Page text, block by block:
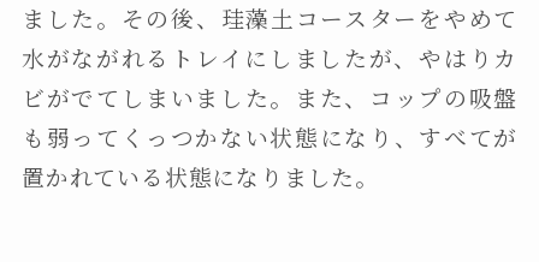
ました。その後、珪藻土コースターをやめて
水がながれるトレイにしましたが、やはりカ
ビがでてしまいました。また、コップの吸盤
も弱ってくっつかない状態になり、すべてが
置かれている状態になりました。